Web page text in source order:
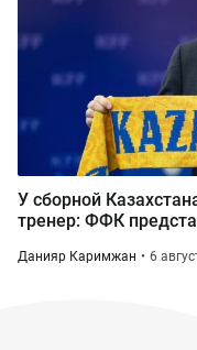
У сборной
тренер: ФФК
Данияр Каримжан 6